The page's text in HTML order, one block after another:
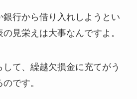
行から借り入れしようとい
見栄えは大事なんですよ。
て、繰越欠損金に充てがう
です。